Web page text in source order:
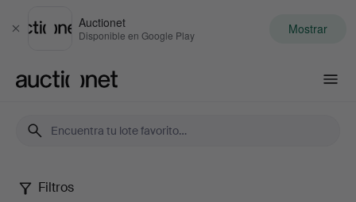
Cerrar
Auctionet
Disponible en Google Play Mostrar
Filtros